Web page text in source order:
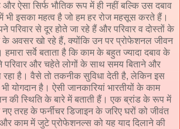
ऐसा सिर्फ भौतिक रूप में ही नहीं बल्कि उस दबाव
इसका महत्व है जो हम हर रोज महसूस करते हैं।
से दूर होते जा रहे हैं और परिवार व दोस्तों के
के अवसर खो रहे हैं, क्योंकि उन पर प्रोफेशनल जीवन
हमारा सर्वे बताता है कि काम के बहुत ज्यादा दबाव के
परिवार और चहेते लोगों के साथ समय बिताने और
है। वैसे तो तकनीक सुविधा देती है, लेकिन इस
योगदान है। ऐसी जानकारियां भारतीयों के काम
की स्थिति के बारे में बताती हैं। एक ब्रांड के रूप में
नए तरह के फर्नीचर डिजाइन के जरिए घरों को जीवंत
काम में जुटे प्रोफेशनल्स को यह याद दिलाने की